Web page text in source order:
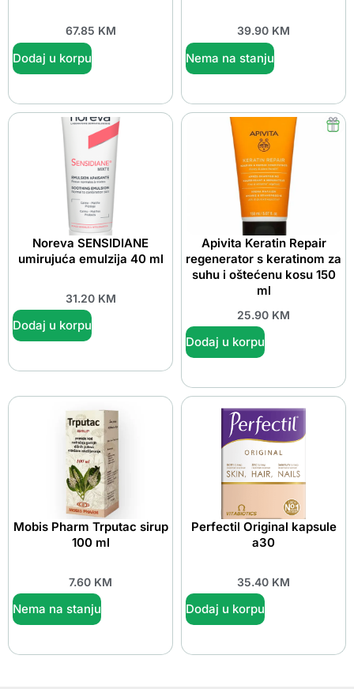
67.85 KM
Dodaj u korpu
39.90 KM
Nema na stanju
Noreva SENSIDIANE
umirujuća emulzija 40 ml
31.20 KM
Dodaj u korpu
Apivita Keratin Repair
regenerator s keratinom za
suhu i oštećenu kosu 150
ml
25.90 KM
Dodaj u korpu
Mobis Pharm Trputac sirup
100 ml
7.60 KM
Nema na stanju
Perfectil Original kapsule
a30
35.40 KM
Dodaj u korpu